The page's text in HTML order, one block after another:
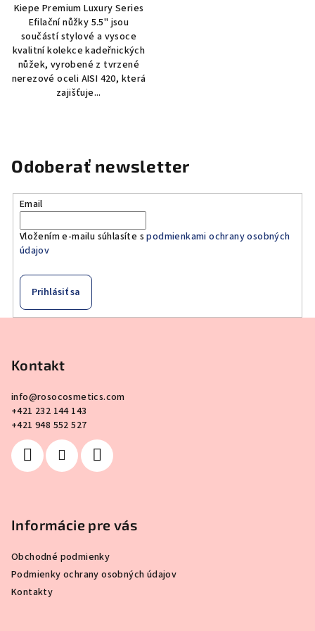
Kiepe Premium Luxury Series
Efilační nůžky 5.5" jsou
součástí stylové a vysoce
kvalitní kolekce kadeřnických
nůžek, vyrobené z tvrzené
nerezové oceli AISI 420, která
zajišťuje...
Odoberať newsletter
Email
Vložením e-mailu súhlasíte spodmienkami ochrany osobných
údajov
Prihlásiť sa
Kontakt
info@rosocosmetics.com
+421 232 144 143
+421 948 552 527
Informácie pre vás
Obchodné podmienky
Podmienky ochrany osobných údajov
Kontakty